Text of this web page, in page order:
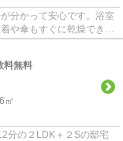
分かって安心です。浴室
や傘もすぐに乾燥できま
料無料
㎡
分の２LDK＋２Sの邸宅